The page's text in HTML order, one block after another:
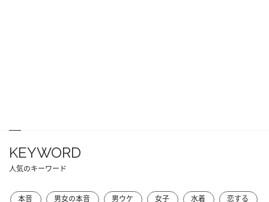
KEYWORD
人気のキーワード
本音 男女の本音 男ウケ 女子 水着
恋する